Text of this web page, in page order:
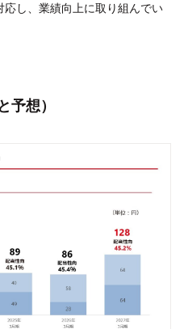
し、業績向上に取り組んでい
予想）